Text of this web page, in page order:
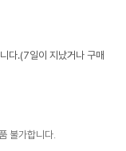
다.(7일이 지났거나 구매
불가합니다.